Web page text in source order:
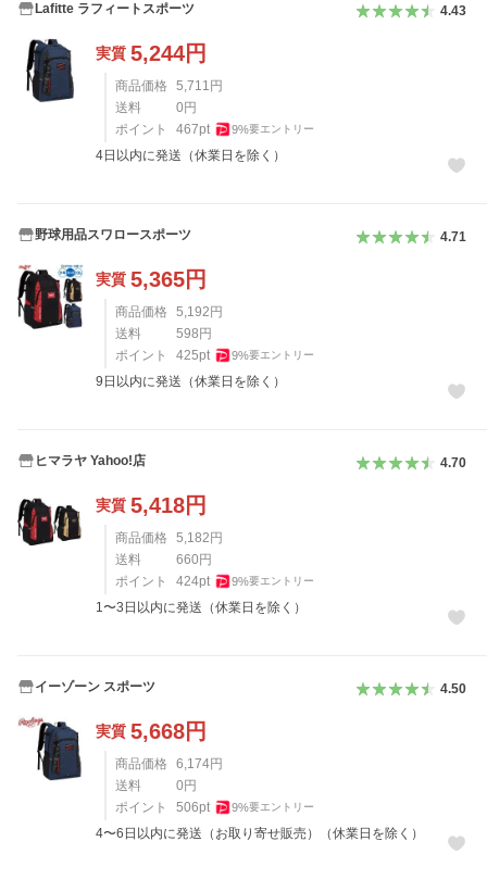
Lafitte ラフィートスポーツ 4.43
実質 5,244円
商品価格 5,711 円
送料
0 円
ポイント
467pt 9%要エントリー
4日以内に発送（休業日を除く）
野球用品スワロースポーツ 4.71
実質 5,365円
商品価格 5,192 円
送料
598 円
ポイント
425pt 9%要エントリー
9日以内に発送（休業日を除く）
ヒマラヤ Yahoo!店 4.70
実質 5,418円
商品価格 5,182 円
送料
660 円
ポイント
424pt 9%要エントリー
1〜3日以内に発送（休業日を除く）
イーゾーン スポーツ 4.50
実質 5,668円
商品価格 6,174円
送料
0 円
ポイント
506pt 9%要エントリー
4〜6日以内に発送（お取り寄せ販売）（休業日を除く）